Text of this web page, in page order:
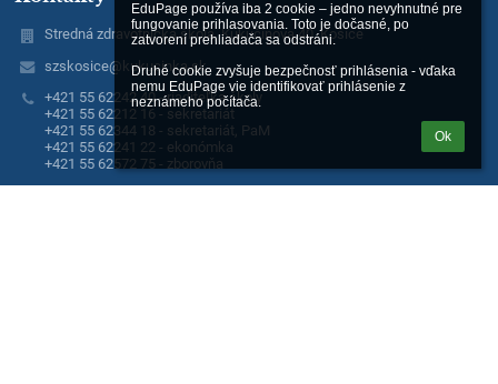
EduPage používa iba 2 cookie – jedno nevyhnutné pre
fungovanie prihlasovania. Toto je dočasné, po
zatvorení prehliadača sa odstráni.
Druhé cookie zvyšuje bezpečnosť prihlásenia - vďaka
nemu EduPage vie identifikovať prihlásenie z
neznámeho počítača.
Ok
Stredná zdravotnícka škola, Kukučínova 40, Košice
szskosice@kukucinka.sk
+421 55 62242 40 - riaditeľka školy
+421 55 62212 16 - sekretariát
+421 55 62344 18 - sekretariát, PaM
+421 55 62241 22 - ekonómka
+421 55 62572 75 - zborovňa